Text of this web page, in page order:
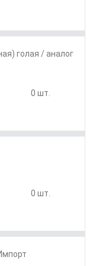
голая / аналог
0 шт.
0 шт.